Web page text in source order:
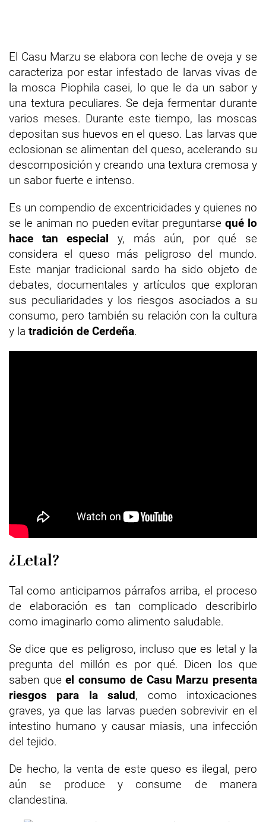
El Casu Marzu se elabora con leche de oveja y se
caracteriza por estar infestado de larvas vivas de
la mosca Piophila casei, lo que le da un sabor y
una textura peculiares. Se deja fermentar durante
varios meses. Durante este tiempo, las moscas
depositan sus huevos en el queso. Las larvas que
eclosionan se alimentan del queso, acelerando su
descomposición y creando una textura cremosa y
un sabor fuerte e intenso.
Es un compendio de excentricidades y quienes no
se le animan no pueden evitar preguntarsequé lo
hace tan especial y, más aún, por qué se
considera el queso más peligroso del mundo.
Este manjar tradicional sardo ha sido objeto de
debates, documentales y artículos que exploran
sus peculiaridades y los riesgos asociados a su
consumo, pero también su relación con la cultura
y la tradición de Cerdeña.
¿Letal?
Tal como anticipamos párrafos arriba, el proceso
de elaboración es tan complicado describirlo
como imaginarlo como alimento saludable.
Se dice que es peligroso, incluso que es letal y la
pregunta del millón es por qué. Dicen los que
saben queel consumo de Casu Marzu presenta
riesgos para la salud, como intoxicaciones
graves, ya que las larvas pueden sobrevivir en el
intestino humano y causar miasis, una infección
del tejido.
De hecho, la venta de este queso es ilegal, pero
aún se produce y consume de manera
clandestina.